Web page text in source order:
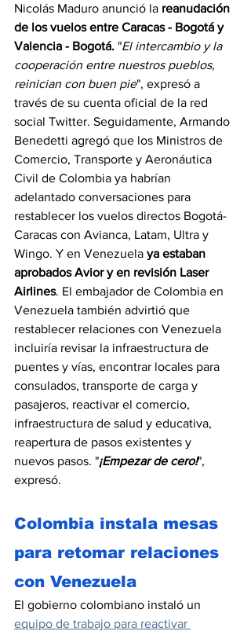
Nicolás Maduro anunció la reanudación
de los vuelos entre Caracas - Bogotá y
Valencia - Bogotá. "El intercambio y la
cooperación entre nuestros pueblos,
reinician con buen pie", expresó a
través de su cuenta oficial de la red
social Twitter. Seguidamente, Armando
Benedetti agregó que los Ministros de
Comercio, Transporte y Aeronáutica
Civil de Colombia ya habrían
adelantado conversaciones para
restablecer los vuelos directos Bogotá-
Caracas con Avianca, Latam, Ultra y
Wingo. Y en Venezuela ya estaban
aprobados Avior y en revisión Laser
Airlines. El embajador de Colombia en
Venezuela también advirtió que
restablecer relaciones con Venezuela
incluiría revisar la infraestructura de
puentes y vías, encontrar locales para
consulados, transporte de carga y
pasajeros, reactivar el comercio,
infraestructura de salud y educativa,
reapertura de pasos existentes y
nuevos pasos. "¡Empezar de cero!",
expresó.
Colombia instala mesas
para retomar relaciones
con Venezuela
El gobierno colombiano instaló un
equipo de trabajo para reactivar